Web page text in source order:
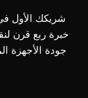
شريكك الأول
خبرة ربع قرن
جودة الأجهزة